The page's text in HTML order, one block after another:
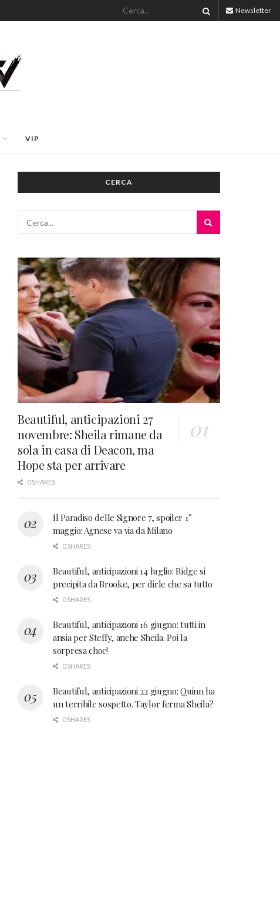
Newsletter
VIP
CERCA
Beautiful, anticipazioni 27
novembre: Sheila rimane da
sola in casa di Deacon, ma
Hope sta per arrivare
0 SHARES
Il Paradiso delle Signore 7, spoiler 1°
maggio: Agnese va via da Milano
0 SHARES
Beautiful, anticipazioni 14 luglio: Ridge si
precipita da Brooke, per dirle che sa tutto
0 SHARES
Beautiful, anticipazioni 16 giugno: tutti in
ansia per Steffy, anche Sheila. Poi la
sorpresa choc!
0 SHARES
Beautiful, anticipazioni 22 giugno: Quinn ha
un terribile sospetto. Taylor ferma Sheila?
0 SHARES